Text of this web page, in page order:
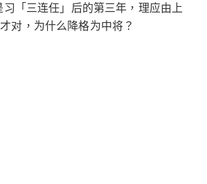
「三连任」后的第三年，理应由上
对，为什么降格为中将？